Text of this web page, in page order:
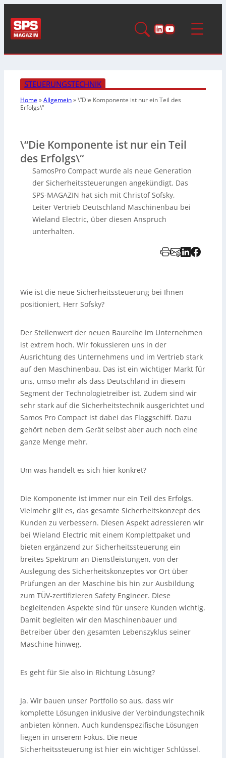
LinkedIn
YouTube
STEUERUNGSTECHNIK
Home»Allgemein»\“Die Komponente ist nur ein Teil des
Erfolgs\“
\“Die Komponente ist nur ein Teil
des Erfolgs\“
SamosPro Compact wurde als neue Generation
der Sicherheitssteuerungen angekündigt. Das
SPS-MAGAZIN hat sich mit Christof Sofsky,
Leiter Vertrieb Deutschland Maschinenbau bei
Wieland Electric, über diesen Anspruch
unterhalten.
Wie ist die neue Sicherheitssteuerung bei Ihnen
positioniert, Herr Sofsky?
Der Stellenwert der neuen Baureihe im Unternehmen
ist extrem hoch. Wir fokussieren uns in der
Ausrichtung des Unternehmens und im Vertrieb stark
auf den Maschinenbau. Das ist ein wichtiger Markt für
uns, umso mehr als dass Deutschland in diesem
Segment der Technologietreiber ist. Zudem sind wir
sehr stark auf die Sicherheitstechnik ausgerichtet und
Samos Pro Compact ist dabei das Flaggschiff. Dazu
gehört neben dem Gerät selbst aber auch noch eine
ganze Menge mehr.
Um was handelt es sich hier konkret?
Die Komponente ist immer nur ein Teil des Erfolgs.
Vielmehr gilt es, das gesamte Sicherheitskonzept des
Kunden zu verbessern. Diesen Aspekt adressieren wir
bei Wieland Electric mit einem Komplettpaket und
bieten ergänzend zur Sicherheitssteuerung ein
breites Spektrum an Dienstleistungen, von der
Auslegung des Sicherheitskonzeptes vor Ort über
Prüfungen an der Maschine bis hin zur Ausbildung
zum TÜV-zertifizieren Safety Engineer. Diese
begleitenden Aspekte sind für unsere Kunden wichtig.
Damit begleiten wir den Maschinenbauer und
Betreiber über den gesamten Lebenszyklus seiner
Maschine hinweg.
Es geht für Sie also in Richtung Lösung?
Ja. Wir bauen unser Portfolio so aus, dass wir
komplette Lösungen inklusive der Verbindungstechnik
anbieten können. Auch kundenspezifische Lösungen
liegen in unserem Fokus. Die neue
Sicherheitssteuerung ist hier ein wichtiger Schlüssel.